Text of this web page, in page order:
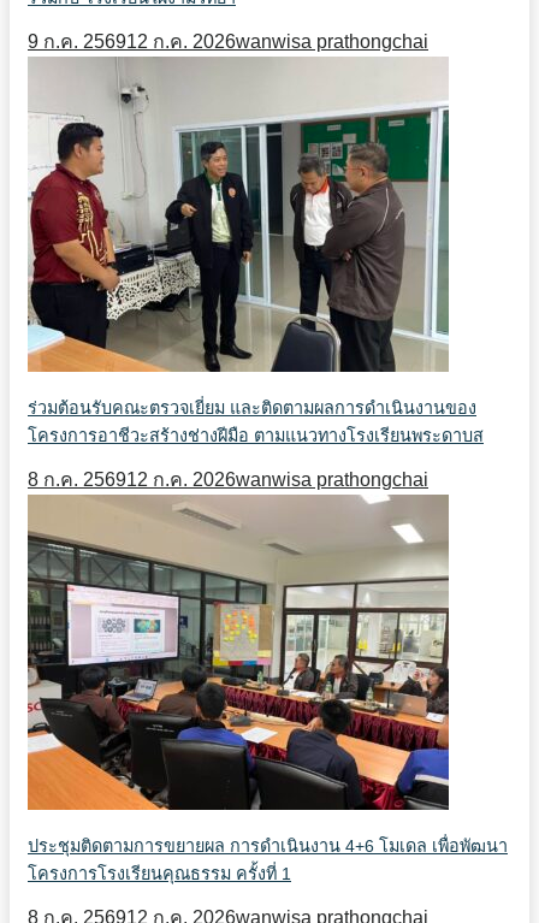
9 ก.ค. 256912 ก.ค. 2026wanwisa prathongchai
ร่วมต้อนรับคณะตรวจเยี่ยม และติดตามผลการดำเนินงานของ
โครงการอาชีวะสร้างช่างฝีมือ ตามแนวทางโรงเรียนพระดาบส
8 ก.ค. 256912 ก.ค. 2026wanwisa prathongchai
ประชุมติดตามการขยายผล การดำเนินงาน 4+6 โมเดล เพื่อพัฒนา
โครงการโรงเรียนคุณธรรม ครั้งที่ 1
8 ก.ค. 256912 ก.ค. 2026wanwisa prathongchai